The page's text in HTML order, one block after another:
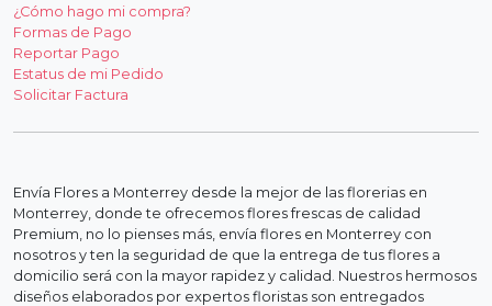
¿Cómo hago mi compra?
Formas de Pago
Reportar Pago
Estatus de mi Pedido
Solicitar Factura
Envía Flores a Monterrey desde la mejor de las florerias en
Monterrey, donde te ofrecemos flores frescas de calidad
Premium, no lo pienses más, envía flores en Monterrey con
nosotros y ten la seguridad de que la entrega de tus flores a
domicilio será con la mayor rapidez y calidad. Nuestros hermosos
diseños elaborados por expertos floristas son entregados